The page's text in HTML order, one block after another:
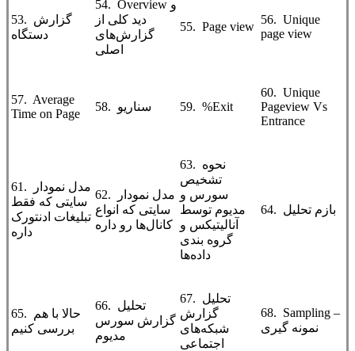
53. گزارش
دستگاه
54. Overview و
دید کلی از
گزارش‌های
اصلی
55. Page view
56. Unique
page view
57. Average
Time on Page
58. سناریو 59. %Exit
60. Unique
Pageview Vs
Entrance
61. مدل نمودار
سایتی که فقط
تبلیغات ادنتورک
داره
62. مدل نمودار
سایتی که انواع
کانال‌ها رو داره
63. نحوه
تشخیص
سورس و
مدیوم توسط
آنالیتیکس و
گروه بندی
داده‌ها
64. بازم تحلیل
65. حالا با هم
بررسی کنیم
66. تحلیل
گزارش سورس
مدیوم
67. تحلیل
گزارش
شبکه‌های
اجتماعی
68. Sampling –
نمونه گیری